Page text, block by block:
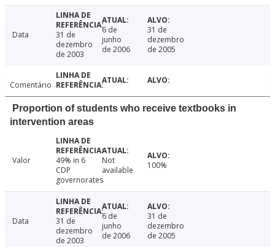
Data
31 de
dezembro
de 2003
6 de
junho
de 2006
31 de
dezembro
de 2005
Comentário
Proportion of students who receive textbooks in
intervention areas
Valor
49% in 6
CDP
governorates
Not
available
100%
Data
31 de
dezembro
de 2003
6 de
junho
de 2006
31 de
dezembro
de 2005